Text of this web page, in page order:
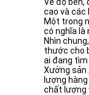
cao và các
Một trong
có nghĩa là
Nhìn
thước cho
ai đang
Xưởng sản
lượng
chất lượng